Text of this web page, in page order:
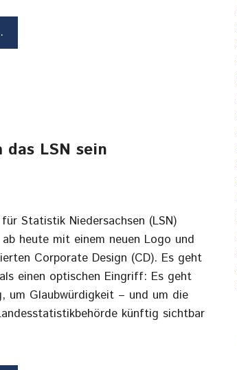
LSN sein
Statistik Niedersachsen (LSN)
heute mit einem neuen Logo und
Corporate Design (CD). Es geht
einen optischen Eingriff: Es geht
um Glaubwürdigkeit – und um die
künftig sichtbar